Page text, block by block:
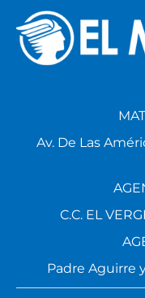
Av. De Las
C.C. EL
Padre Aguirre